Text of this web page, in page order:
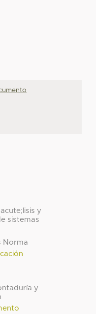
y
sistemas
Norma
y